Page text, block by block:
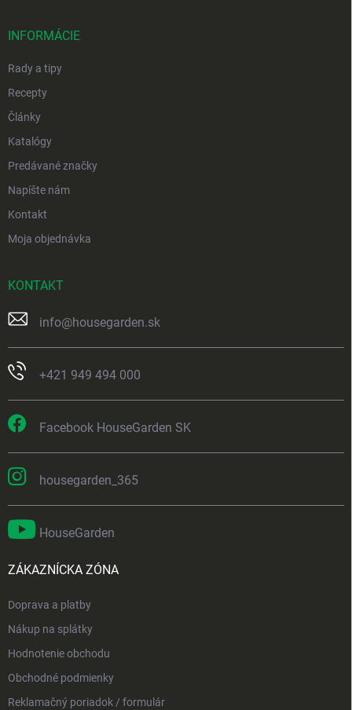
INFORMÁCIE
Rady a tipy
Recepty
Články
Katalógy
Predávané značky
Napíšte nám
Kontakt
Moja objednávka
KONTAKT
info@housegarden.sk
+421 949 494 000
Facebook HouseGarden SK
housegarden_365
HouseGarden
ZÁKAZNÍCKA ZÓNA
Doprava a platby
Nákup na splátky
Hodnotenie obchodu
Obchodné podmienky
Reklamačný poriadok / formulár